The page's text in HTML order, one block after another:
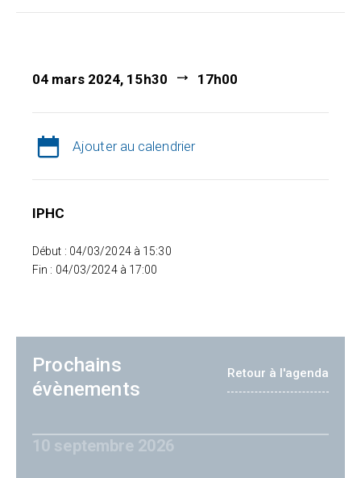
04 mars 2024, 15h30 17h00
Ajouter au calendrier
IPHC
Début : 04/03/2024 à 15:30
Fin : 04/03/2024 à 17:00
Prochains
évènements
Retour à l'agenda
10 septembre 2026